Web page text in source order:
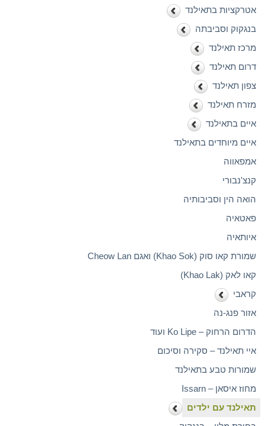
אטרקציות בתאילנד
בנגקוק וסביבתה
מרכז תאילנד
דרום תאילנד
צפון תאילנד
מזרח תאילנד
איים בתאילנד
איים מיוחדים בתאילנד
אמפאווה
קנצ'נבורי
הואה הין וסביבותיה
פאטאיה
איותאיה
שמורת קאו סוק (Khao Sok) ואגם Cheow Lan
קאו לאק (Khao Lak)
קראבי
אזור פנג-נה
הדרום הרחוק – Ko Lipe ועוד
איי תאילנד – סקירה וסיכום
שמורות טבע בתאילנד
מחוז איסאן – Issarn
תאילנד עם ילדים